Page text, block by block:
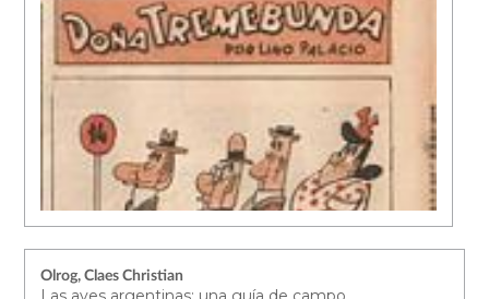
Olrog, Claes Christian